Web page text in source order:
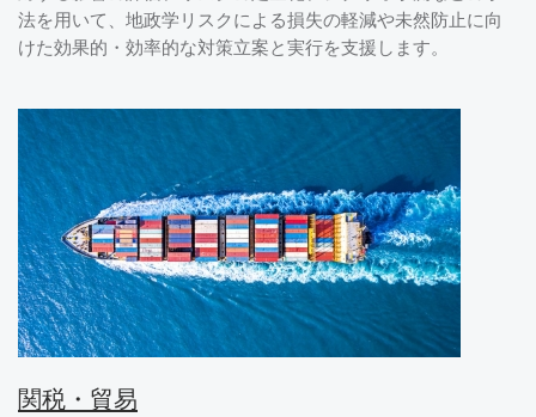
法を用いて、地政学リスクによる損失の軽減や未然防止に向
けた効果的・効率的な対策立案と実行を支援します。
関税・貿易